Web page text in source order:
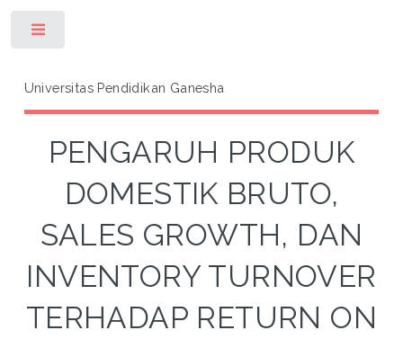
Universitas Pendidikan Ganesha
PENGARUH PRODUK
DOMESTIK BRUTO,
SALES GROWTH, DAN
INVENTORY TURNOVER
TERHADAP RETURN ON